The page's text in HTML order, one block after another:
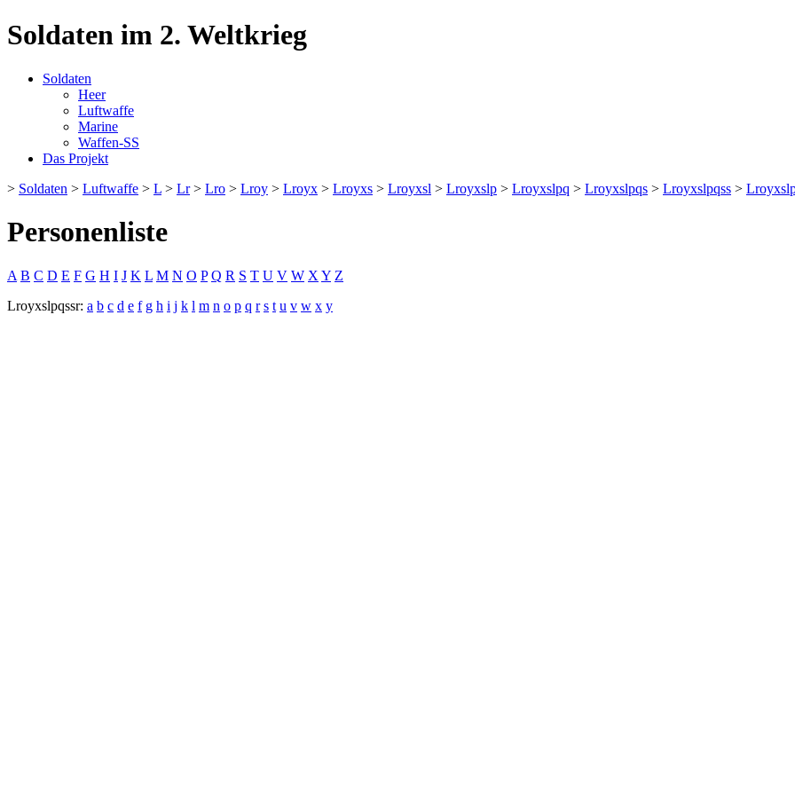
Soldaten im 2. Weltkrieg
Soldaten
Heer
Luftwaffe
Marine
Waffen-SS
Das Projekt
> Soldaten > Luftwaffe > L > Lr> Lro > Lroy > Lroyx > Lroyxs > Lroyxsl > Lroyxslp > Lroyxslpq > Lroyxslpqs > Lroyxslpqss >
Personenliste
A B C D E F G H I J K L M N O P Q R S T U V W X Y Z
Lroyxslpqssr: a b c d e f g h i j k l m n o p q r s t u v w x y